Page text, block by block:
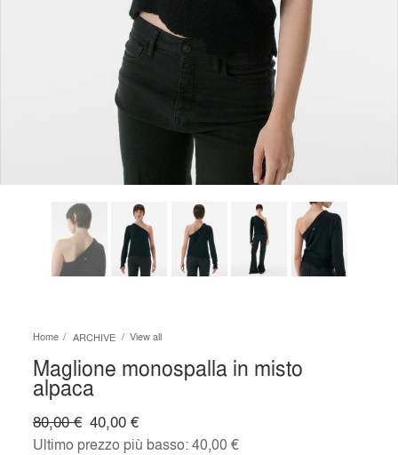
Home ARCHIVE View all
Maglione monospalla in misto
alpaca
40,00 €
80,00 €
Ultimo prezzo più basso:40,00 €